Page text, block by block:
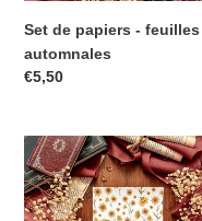
Set de papiers - feuilles
automnales
€5,50